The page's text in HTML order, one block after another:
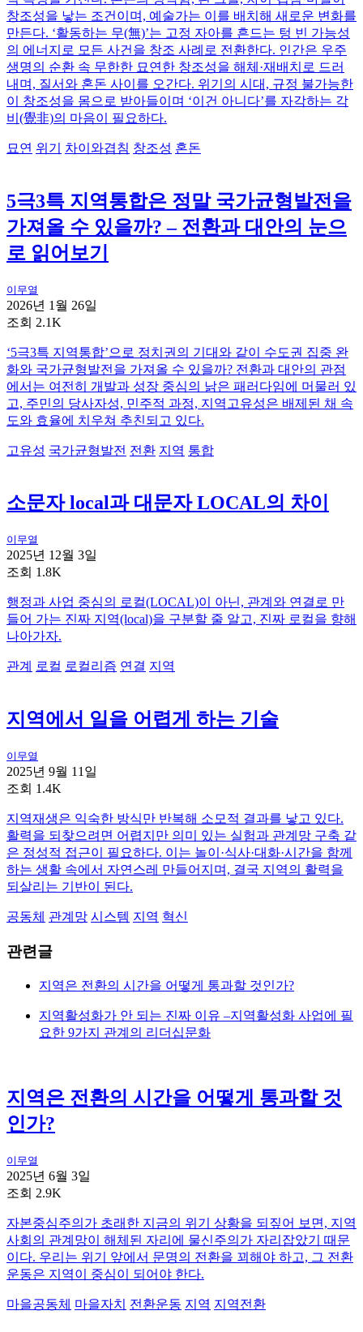
창조성을 낳는 조건이며, 예술가는 이를 배치해 새로운 변화를
만든다. ‘활동하는 무(無)’는 고정 자아를 흔드는 텅 빈 가능성
의 에너지로 모든 사건을 창조 사례로 전환한다. 인간은 우주
생명의 순환 속 무한한 묘연한 창조성을 해체·재배치로 드러
내며, 질서와 혼돈 사이를 오간다. 위기의 시대, 규정 불가능한
이 창조성을 몸으로 받아들이며 ‘이건 아니다’를 자각하는 각
비(覺非)의 마음이 필요하다.
묘연 위기 차이와겹침 창조성 혼돈
5극3특 지역통합은 정말 국가균형발전을
가져올 수 있을까? – 전환과 대안의 눈으
로 읽어보기
이무열
2026년 1월 26일
조회 2.1K
‘5극3특 지역통합’으로 정치권의 기대와 같이 수도권 집중 완
화와 국가균형발전을 가져올 수 있을까? 전환과 대안의 관점
에서는 여전히 개발과 성장 중심의 낡은 패러다임에 머물러 있
고, 주민의 당사자성, 민주적 과정, 지역고유성은 배제된 채 속
도와 효율에 치우쳐 추친되고 있다.
고유성 국가균형발전 전환 지역 통합
소문자 local과 대문자 LOCAL의 차이
이무열
2025년 12월 3일
조회 1.8K
행정과 사업 중심의 로컬(LOCAL)이 아닌, 관계와 연결로 만
들어 가는 진짜 지역(local)을 구분할 줄 알고, 진짜 로컬을 향해
나아가자.
관계 로컬 로컬리즘 연결 지역
지역에서 일을 어렵게 하는 기술
이무열
2025년 9월 11일
조회 1.4K
지역재생은 익숙한 방식만 반복해 소모적 결과를 낳고 있다.
활력을 되찾으려면 어렵지만 의미 있는 실험과 관계망 구축 같
은 정성적 접근이 필요하다. 이는 놀이·식사·대화·시간을 함께
하는 생활 속에서 자연스레 만들어지며, 결국 지역의 활력을
되살리는 기반이 된다.
공동체 관계망 시스템 지역 혁신
관련글
지역은 전환의 시간을 어떻게 통과할 것인가?
지역활성화가 안 되는 진짜 이유 –지역활성화 사업에 필
요한 9가지 관계의 리더십문화
지역은 전환의 시간을 어떻게 통과할 것
인가?
이무열
2025년 6월 3일
조회 2.9K
자본중심주의가 초래한 지금의 위기 상황을 되짚어 보면, 지역
사회의 관계망이 해체된 자리에 물신주의가 자리잡았기 때문
이다. 우리는 위기 앞에서 문명의 전환을 꾀해야 하고, 그 전환
운동은 지역이 중심이 되어야 한다.
마을공동체 마을자치 전환운동 지역 지역전환